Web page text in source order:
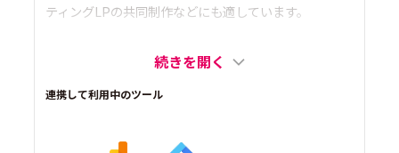
ティングLPの共同制作などにも適しています。
続きを開く
連携して利用中のツール